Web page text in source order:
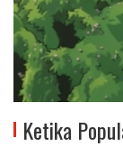
Ketika